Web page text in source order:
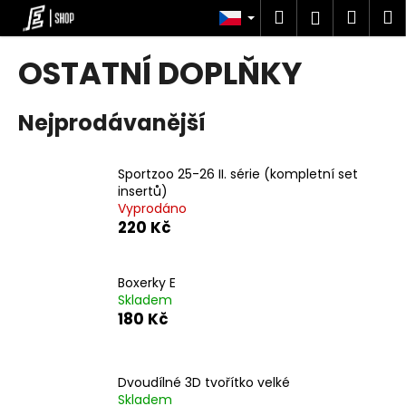
Přejít
obsah
Hledat
OSTATNÍ DOPLŇKY
Nejprodávanější
Sportzoo 25-26 II. série (kompletní set
insertů)
Vyprodáno
220 Kč
Boxerky E
Skladem
180 Kč
Dvoudílné 3D tvořítko velké
Skladem
o
o